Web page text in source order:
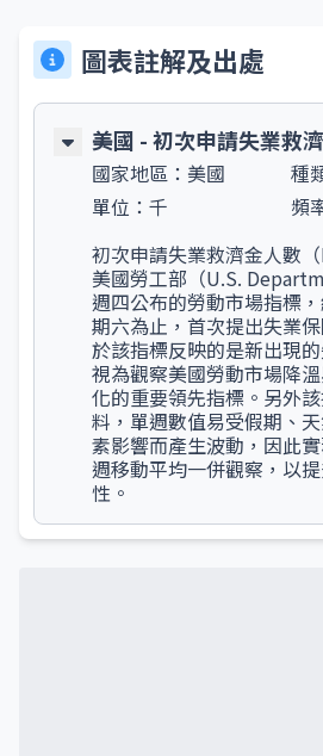
圖表註解及出處
美國 - 初次申請失業救
國家地區： 美國 種
單位： 千 頻
初次申請失業救濟金人數
美國勞工部（U.S.
週四公布的勞動市場指標
期六為止，首次提出失業
於該指標反映的是新出現
視為觀察美國勞動市場降
化的重要領先指標。另外
料，單週數值易受假期、
素影響而產生波動，因此
週移動平均一併觀察，以
性。